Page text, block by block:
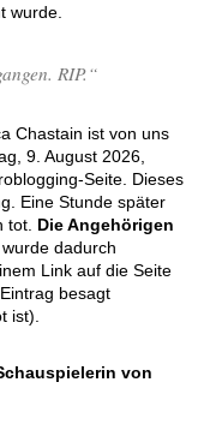
wurde.
RIP.“
Chastain ist von uns
9. August 2026,
Seite. Dieses
Eine Stunde später
tot. Die Angehörigen
dadurch
Link auf die Seite
besagt
ist).
von